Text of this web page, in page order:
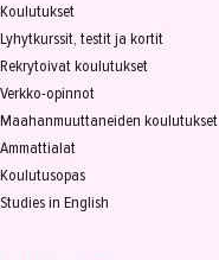
Koulutukset
Lyhytkurssit, testit ja kortit
Rekrytoivat koulutukset
Verkko-opinnot
Maahanmuuttaneiden koulutukset
Ammattialat
Koulutusopas
Studies in English